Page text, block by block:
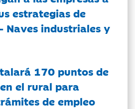
estrategias de
Naves industriales y
170 puntos de
el rural para
de empleo